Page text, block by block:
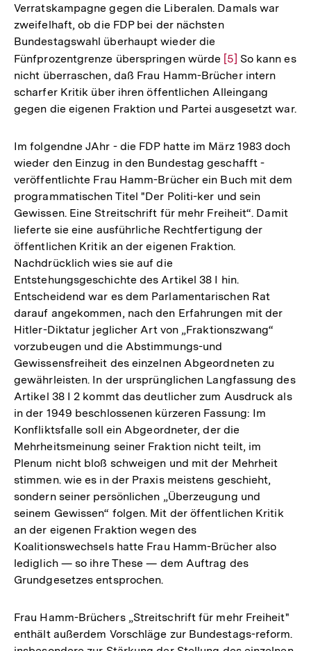
Verratskampagne gegen die Liberalen. Damals war
zweifelhaft, ob die FDP bei der nächsten
Bundestagswahl überhaupt wieder die
Fünfprozentgrenze überspringen würde Zur
Auflösung
der
Fußnote
[5] So kann es
nicht überraschen, daß Frau Hamm-Brücher intern
scharfer Kritik über ihren öffentlichen Alleingang
gegen die eigenen Fraktion und Partei ausgesetzt war.
Im folgendne JAhr - die FDP hatte im März 1983 doch
wieder den Einzug in den Bundestag geschafft -
veröffentlichte Frau Hamm-Brücher ein Buch mit dem
programmatischen Titel "Der Politi-ker und sein
Gewissen. Eine Streitschrift für mehr Freiheit“. Damit
lieferte sie eine ausführliche Rechtfertigung der
öffentlichen Kritik an der eigenen Fraktion.
Nachdrücklich wies sie auf die
Entstehungsgeschichte des Artikel 38 I hin.
Entscheidend war es dem Parlamentarischen Rat
darauf angekommen, nach den Erfahrungen mit der
Hitler-Diktatur jeglicher Art von „Fraktionszwang“
vorzubeugen und die Abstimmungs-und
Gewissensfreiheit des einzelnen Abgeordneten zu
gewährleisten. In der ursprünglichen Langfassung des
Artikel 38 I 2 kommt das deutlicher zum Ausdruck als
in der 1949 beschlossenen kürzeren Fassung: Im
Konfliktsfalle soll ein Abgeordneter, der die
Mehrheitsmeinung seiner Fraktion nicht teilt, im
Plenum nicht bloß schweigen und mit der Mehrheit
stimmen. wie es in der Praxis meistens geschieht,
sondern seiner persönlichen „Überzeugung und
seinem Gewissen“ folgen. Mit der öffentlichen Kritik
an der eigenen Fraktion wegen des
Koalitionswechsels hatte Frau Hamm-Brücher also
lediglich — so ihre These — dem Auftrag des
Grundgesetzes entsprochen.
Frau Hamm-Brüchers „Streitschrift für mehr Freiheit"
enthält außerdem Vorschläge zur Bundestags-reform.